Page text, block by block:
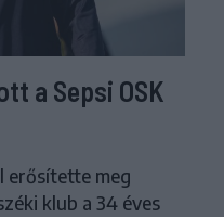
a Sepsi OSK
erősítette meg
klub a 34 éves